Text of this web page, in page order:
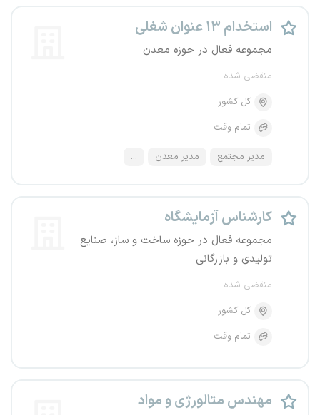
استخدام ۱۳ عنوان شغلی
مجموعه فعال در حوزه معدن
منقضی شده
کل کشور
تمام وقت
مدیر مجتمع مدیر معدن ...
کارشناس آزمایشگاه
مجموعه فعال در حوزه ساخت و ساز، صنایع
تولیدی و بازرگانی
منقضی شده
کل کشور
تمام وقت
مهندس متالورژی و مواد